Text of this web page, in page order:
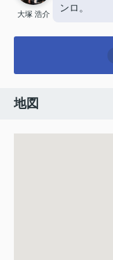
大塚 浩介
ンロ。
地図